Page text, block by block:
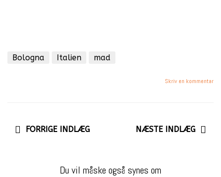
Bologna Italien mad
Skriv en kommentar
FORRIGE INDLÆG NÆSTE INDLÆG
Du vil måske også synes om